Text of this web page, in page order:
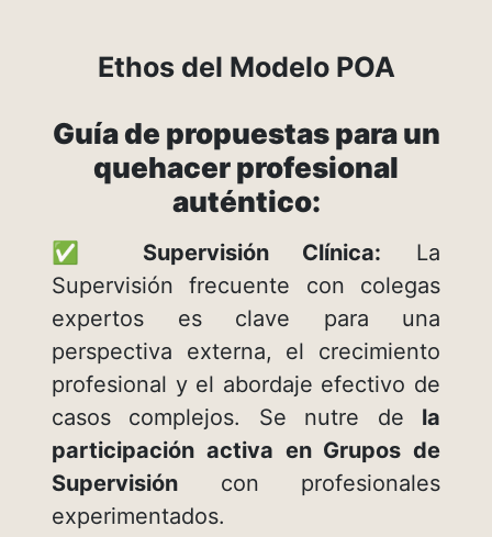
Ethos del Modelo POA
Guía de propuestas para un
quehacer profesional
auténtico:
✅ Supervisión Clínica: La
Supervisión frecuente con colegas
expertos es clave para una
perspectiva externa, el crecimiento
profesional y el abordaje efectivo de
casos complejos. Se nutre de la
participación activa en Grupos de
Supervisión con profesionales
experimentados.